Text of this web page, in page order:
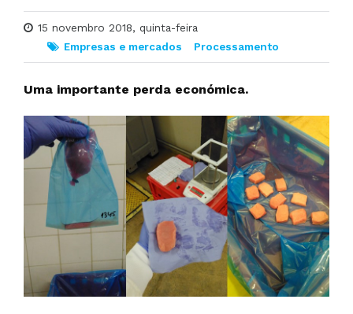
15 novembro 2018, quinta-feira
Empresas e mercados
Processamento
Uma importante perda económica.